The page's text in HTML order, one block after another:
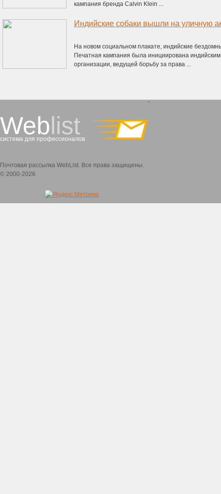
кампания бренда Calvin Klein ...
Индийские собаки вышли на уличную
На новом социальном плакате, индийские
Печатная кампания была инициирована
организации, ведущей борьбу за права ...
Weblist
система для профессионалов
`
Почтовая рассылка WebList. Все права защищены.
© 2000-2026